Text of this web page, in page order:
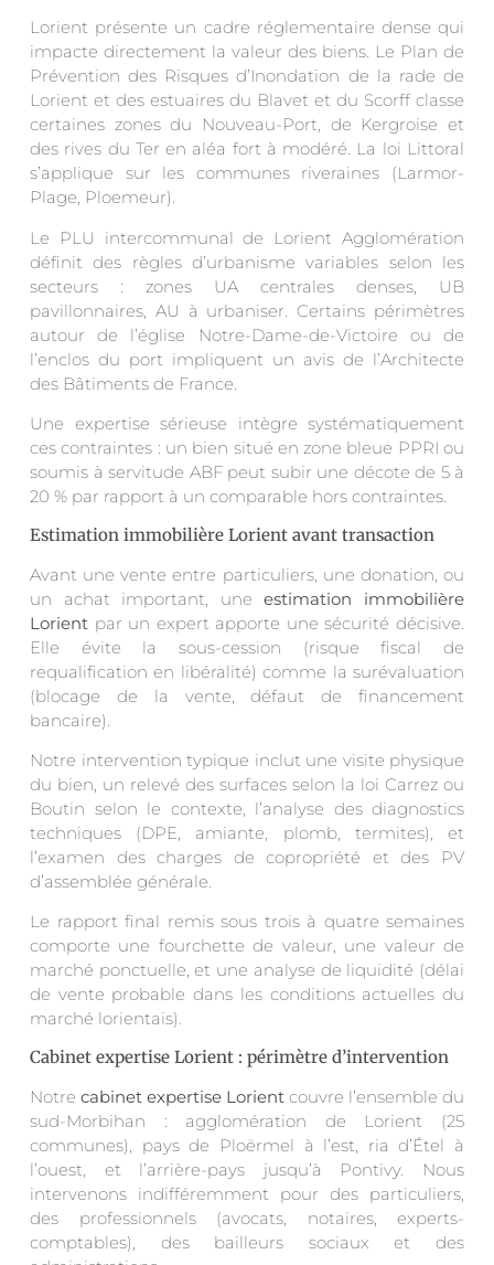
Lorient présente un cadre réglementaire dense qui
impacte directement la valeur des biens. Le Plan de
Prévention des Risques d’Inondation de la rade de
Lorient et des estuaires du Blavet et du Scorff classe
certaines zones du Nouveau-Port, de Kergroise et
des rives du Ter en aléa fort à modéré. La loi Littoral
s’applique sur les communes riveraines (Larmor-
Plage, Ploemeur).
Le PLU intercommunal de Lorient Agglomération
définit des règles d’urbanisme variables selon les
secteurs : zones UA centrales denses, UB
pavillonnaires, AU à urbaniser. Certains périmètres
autour de l’église Notre-Dame-de-Victoire ou de
l’enclos du port impliquent un avis de l’Architecte
des Bâtiments de France.
Une expertise sérieuse intègre systématiquement
ces contraintes : un bien situé en zone bleue PPRI ou
soumis à servitude ABF peut subir une décote de 5 à
20 % par rapport à un comparable hors contraintes.
Estimation immobilière Lorient avant transaction
Avant une vente entre particuliers, une donation, ou
un achat important, uneestimation immobilière
Lorient par un expert apporte une sécurité décisive.
Elle évite la sous-cession (risque fiscal de
requalification en libéralité) comme la surévaluation
(blocage de la vente, défaut de financement
bancaire).
Notre intervention typique inclut une visite physique
du bien, un relevé des surfaces selon la loi Carrez ou
Boutin selon le contexte, l’analyse des diagnostics
techniques (DPE, amiante, plomb, termites), et
l’examen des charges de copropriété et des PV
d’assemblée générale.
Le rapport final remis sous trois à quatre semaines
comporte une fourchette de valeur, une valeur de
marché ponctuelle, et une analyse de liquidité (délai
de vente probable dans les conditions actuelles du
marché lorientais).
Cabinet expertise Lorient : périmètre d’intervention
Notre cabinet expertise Lorient couvre l’ensemble du
sud-Morbihan : agglomération de Lorient (25
communes), pays de Ploërmel à l’est, ria d’Étel à
l’ouest, et l’arrière-pays jusqu’à Pontivy. Nous
intervenons indifféremment pour des particuliers,
des professionnels (avocats, notaires, experts-
comptables), des bailleurs sociaux et des